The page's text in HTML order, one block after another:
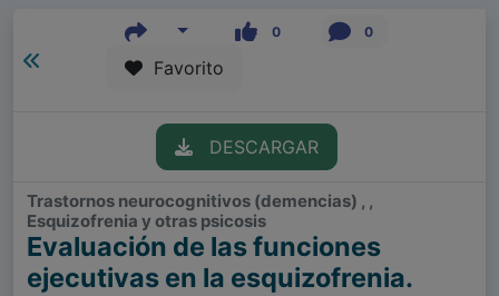
0 0
Favorito
DESCARGAR
Trastornos neurocognitivos (demencias) , ,
Esquizofrenia y otras psicosis
Evaluación de las funciones
ejecutivas en la esquizofrenia.